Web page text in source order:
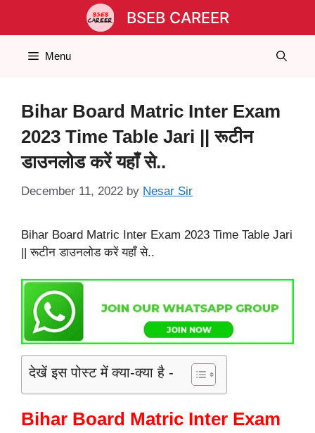
BSEB CAREER
Menu
Bihar Board Matric Inter Exam
2023 Time Table Jari || रूटीन
डाउनलोड करें यहाँ से..
December 11, 2022 by Nesar Sir
Bihar Board Matric Inter Exam 2023 Time Table Jari
|| रूटीन डाउनलोड करें यहाँ से..
देखें इस पोस्ट में क्या-क्या है -
Bihar Board Matric Inter Exam